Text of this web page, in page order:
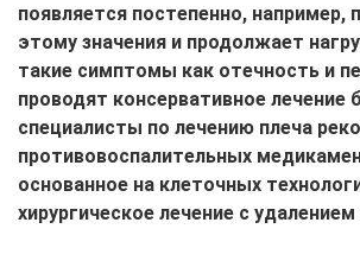
появляется постепенно, например,
этому значения и продолжает
такие симптомы как отечность и
проводят консервативное
специалисты по лечению плеча
противовоспалительных
основанное на клеточных
хирургическое лечение с